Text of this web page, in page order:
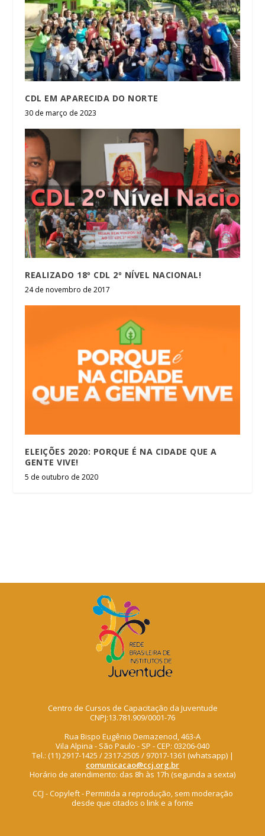
CDL EM APARECIDA DO NORTE
30 de março de 2023
REALIZADO 18º CDL 2º NÍVEL NACIONAL!
24 de novembro de 2017
ELEIÇÕES 2020: PORQUE É NA CIDADE QUE A
GENTE VIVE!
5 de outubro de 2020
Centro de Cursos de Capacitação da Juventude
CNPJ:13.781.909/0001-76
Rua Bispo Eugênio Demazenod, 463-A
Vila Alpina - São Paulo - SP - CEP: 03206-040
Tel.: (11) 2917-1425 / 2317-2505 / 97017-1361 (whatsapp) |
comunicacao@ccj.org.br
Horário de atendimento: das 8h às 17h (segunda a sexta)
CCJ - Copyleft - Permitida a reprodução, sem moderação
desde que citados o link e a fonte